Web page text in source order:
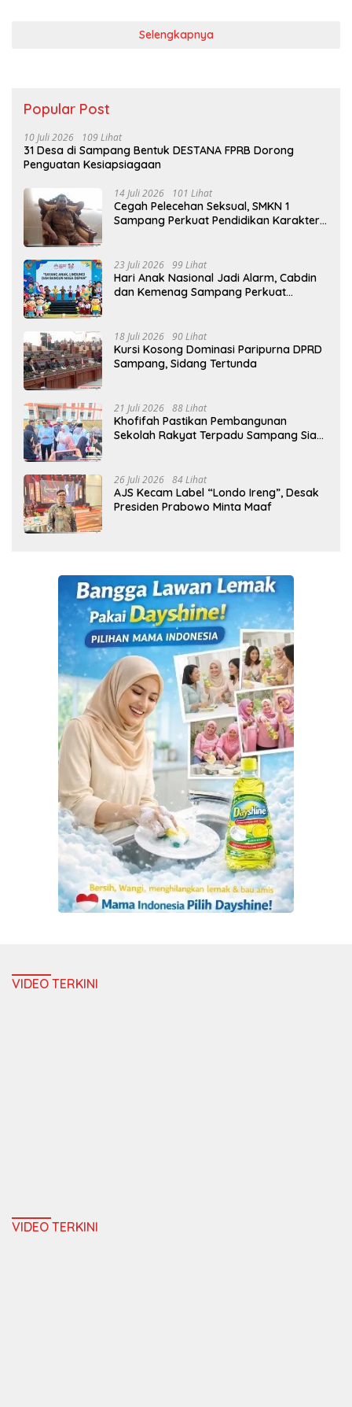
Selengkapnya
Popular Post
10 Juli 2026 109 Lihat
31 Desa di Sampang Bentuk DESTANA FPRB Dorong
Penguatan Kesiapsiagaan
14 Juli 2026 101 Lihat
Cegah Pelecehan Seksual, SMKN 1
Sampang Perkuat Pendidikan Karakter
23 Juli 2026 99 Lihat
Hari Anak Nasional Jadi Alarm, Cabdin
dan Kemenag Sampang Perkuat
18 Juli 2026 90 Lihat
Kursi Kosong Dominasi Paripurna DPRD
Sampang, Sidang Tertunda
21 Juli 2026 88 Lihat
Khofifah Pastikan Pembangunan
Sekolah Rakyat Terpadu Sampang Siap
26 Juli 2026 84 Lihat
AJS Kecam Label “Londo Ireng”, Desak
Presiden Prabowo Minta Maaf
VIDEO TERKINI
VIDEO TERKINI